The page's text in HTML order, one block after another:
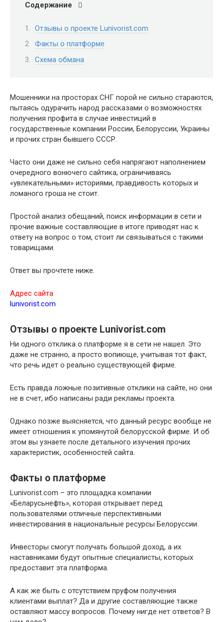
Содержание
Отзывы о проекте Lunivorist.com
Факты о платформе
Схема обмана
Мошенники на просторах СНГ порой не сильно стараются,
пытаясь одурачить народ рассказами о возможностях
получения профита в случае инвестиций в
государственные компании России, Белоруссии, Украины
и прочих стран бывшего СССР.
Часто они даже не сильно себя напрягают наполнением
очередного вонючего сайтика, ограничиваясь
«увлекательными» историями, правдивость которых и
ломаного гроша не стоит.
Простой анализ обещаний, поиск информации в сети и
прочие важные составляющие в итоге приводят нас к
ответу на вопрос о том, стоит ли связываться с такими
товарищами.
Ответ вы прочтете ниже.
Адрес сайта
lunivorist.com
Отзывы о проекте Lunivorist.com
Ни одного отклика о платформе я в сети не нашел. Это
даже не странно, а просто вопиюще, учитывая тот факт,
что речь идет о реально существующей фирме.
Есть правда ложные позитивные отклики на сайте, но они
не в счет, ибо написаны ради рекламы проекта.
Однако позже выясняется, что данный ресурс вообще не
имеет отношения к упомянутой белорусской фирме. И об
этом вы узнаете после детального изучения прочих
характеристик, особенностей сайта.
Факты о платформе
Lunivorist.com – это площадка компании
«Беларусьнефть», которая открывает перед
пользователями отличные перспективными
инвестирования в национальные ресурсы Белоруссии.
Инвесторы смогут получать большой доход, а их
наставниками будут опытные специалисты, которых
предоставит эта платформа.
А как же быть с отсутствием пруфом получения
клиентами выплат? Да и другие составляющие также
оставляют массу вопросов. Почему нигде нет ответов? В